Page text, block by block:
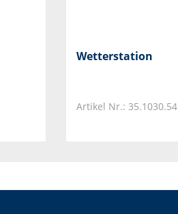
Wetterstation
Artikel Nr.: 35.1030.54